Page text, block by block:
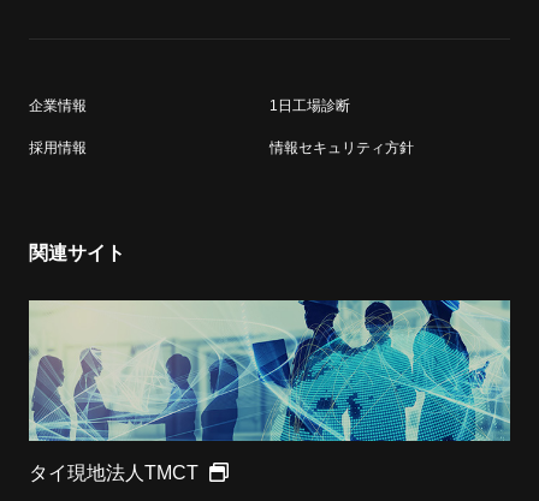
企業情報 1日工場診断
採用情報 情報セキュリティ方針
関連サイト
タイ現地法人TMCT